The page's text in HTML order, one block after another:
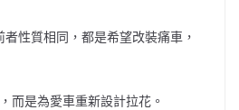
性質相同，都是希望改裝痛車，
而是為愛車重新設計拉花。